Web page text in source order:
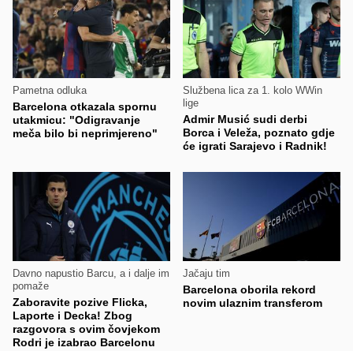
Pametna odluka
Barcelona otkazala spornu
utakmicu: "Odigravanje
meča bilo bi neprimjereno"
Službena lica za 1. kolo WWin
lige
Admir Musić sudi derbi
Borca i Veleža, poznato gdje
će igrati Sarajevo i Radnik!
Davno napustio Barcu, a i dalje im
pomaže
Zaboravite pozive Flicka,
Laporte i Decka! Zbog
razgovora s ovim čovjekom
Rodri je izabrao Barcelonu
Jačaju tim
Barcelona oborila rekord
novim ulaznim transferom